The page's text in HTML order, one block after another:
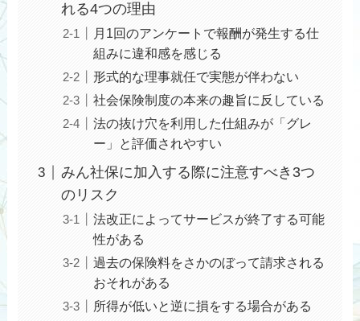
れる4つの理由
月1回のアンケートで報酬が発生する仕
組みに違和感を感じる
形式的な理事就任で実態が伴わない
社会保険制度の本来の趣旨に反している
法の抜け穴を利用した仕組みが「グレ
ー」と評価されやすい
みん社保に加入する際に注意すべき3つ
のリスク
法改正によってサービスが終了する可能
性がある
過去の保険料をさかのぼって請求される
おそれがある
所得が低いと逆に損をする場合がある